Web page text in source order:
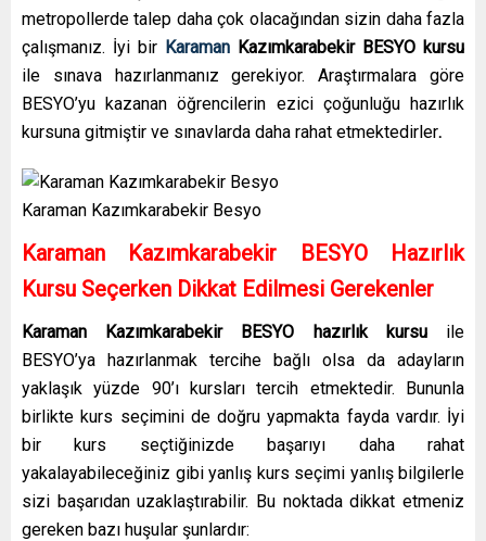
metropollerde talep daha çok olacağından sizin daha fazla
çalışmanız. İyi bir Karaman Kazımkarabekir BESYO kursu
ile sınava hazırlanmanız gerekiyor. Araştırmalara göre
BESYO’yu kazanan öğrencilerin ezici çoğunluğu hazırlık
kursuna gitmiştir ve sınavlarda daha rahat etmektedirler.
Karaman Kazımkarabekir Besyo
Karaman Kazımkarabekir BESYO Hazırlık
Kursu Seçerken Dikkat Edilmesi Gerekenler
Karaman Kazımkarabekir BESYO hazırlık kursu ile
BESYO’ya hazırlanmak tercihe bağlı olsa da adayların
yaklaşık yüzde 90’ı kursları tercih etmektedir. Bununla
birlikte kurs seçimini de doğru yapmakta fayda vardır. İyi
bir kurs seçtiğinizde başarıyı daha rahat
yakalayabileceğiniz gibi yanlış kurs seçimi yanlış bilgilerle
sizi başarıdan uzaklaştırabilir. Bu noktada dikkat etmeniz
gereken bazı huşular şunlardır: